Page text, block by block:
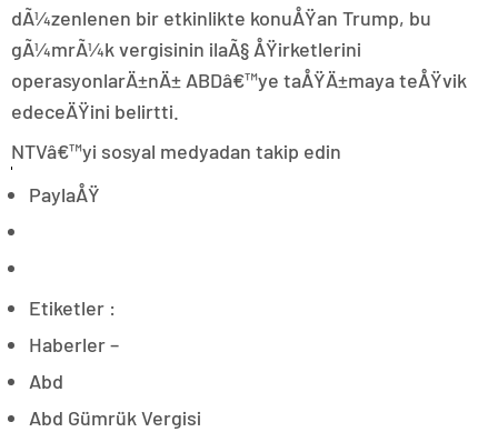
dÃ¼zenlenen bir etkinlikte konuÅŸan Trump, bu
gÃ¼mrÃ¼k vergisinin ilaÃ§ ÅŸirketlerini
operasyonlarÄ±nÄ± ABDâ€™ye taÅŸÄ±maya teÅŸvik
edeceÄŸini belirtti.
NTVâ€™yi sosyal medyadan takip edin
PaylaÅŸ
Etiketler :
Haberler –
Abd
Abd Gümrük Vergisi